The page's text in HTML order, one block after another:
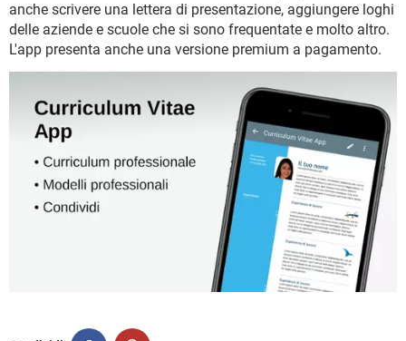
anche scrivere una lettera di presentazione, aggiungere loghi
delle aziende e scuole che si sono frequentate e molto altro.
L'app presenta anche una versione premium a pagamento.